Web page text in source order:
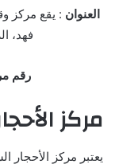
العنوان : يقع مركز
فهد،
رقم
مركز
يعتبر مركز الأحجار